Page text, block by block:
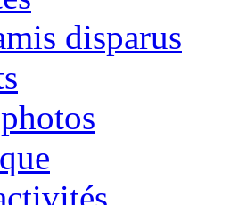
disparus